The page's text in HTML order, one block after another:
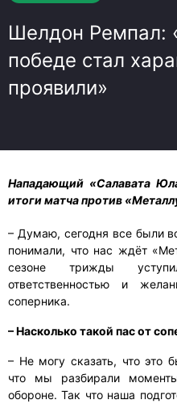
Шелдон Ремпал:
победе стал
проявили»
Нападающий «Салавата
итоги матча против
– Думаю, сегодня все были
понимали, что нас ждёт
сезоне трижды
ответственностью и
соперника.
– Насколько такой пас от
– Не могу сказать, что это
что мы разбирали
обороне. Так что наша